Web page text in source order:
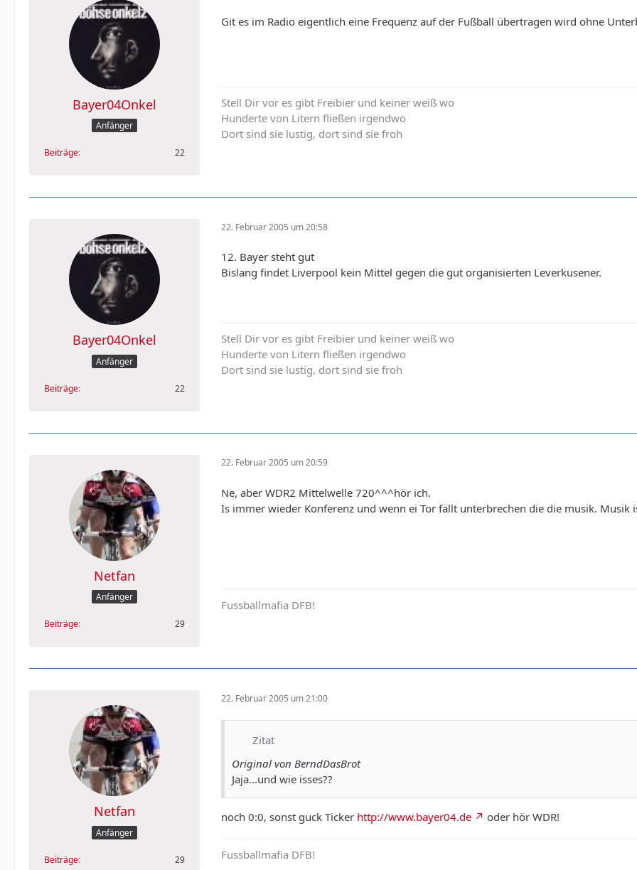
Bayer04Onkel
Anfänger
Beiträge 22
Git es im Radio eigentlich eine Frequenz auf der Fußball übertragen wird ohne
Stell Dir vor es gibt Freibier und keiner weiß wo
Hunderte von Litern fließen irgendwo
Dort sind sie lustig, dort sind sie froh
Bayer04Onkel
Anfänger
Beiträge 22
22. Februar 2005 um 20:58
12. Bayer steht gut
Bislang findet Liverpool kein Mittel gegen die gut organisierten Leverkusener.
Stell Dir vor es gibt Freibier und keiner weiß wo
Hunderte von Litern fließen irgendwo
Dort sind sie lustig, dort sind sie froh
Netfan
Anfänger
Beiträge 29
22. Februar 2005 um 20:59
Ne, aber WDR2 Mittelwelle 720^^^hör ich.
Is immer wieder Konferenz und wenn ei Tor fällt unterbrechen die die musik. Musik
Fussballmafia DFB!
Netfan
Anfänger
Beiträge 29
22. Februar 2005 um 21:00
Zitat
Original von BerndDasBrot
Jaja...und wie isses??
noch 0:0, sonst guck Ticker http://www.bayer04.de oder hör WDR!
Fussballmafia DFB!